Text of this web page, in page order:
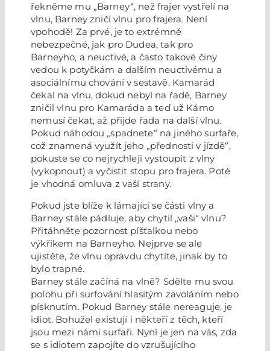
řekněme mu „Barney“, než frajer vystřelí na
vlnu, Barney zničí vlnu pro frajera. Není
vpohodě! Za prvé, je to extrémně
nebezpečné, jak pro Dudea, tak pro
Barneyho, a neuctivé, a často takové činy
vedou k potyčkám a dalším neuctivému a
asociálnímu chování v sestavě. Kamarád
čekal na vlnu, dokud nebyl na řadě, Barney
zničil vlnu pro Kamaráda a teď už Kámo
nemusí čekat, až přijde řada na další vlnu.
Pokud náhodou „spadnete“ na jiného surfaře,
což znamená využít jeho „přednosti v jízdě“,
pokuste se co nejrychleji vystoupit z vlny
(vykopnout) a vyčistit stopu pro frajera. Poté
je vhodná omluva z vaší strany.
Pokud jste blíže k lámající se části vlny a
Barney stále pádluje, aby chytil „vaši“ vlnu?
Přitáhněte pozornost píšťalkou nebo
výkřikem na Barneyho. Nejprve se ale
ujistěte, že vlnu opravdu chytíte, jinak by to
bylo trapné.
Barney stále začíná na vlně? Sdělte mu svou
polohu při surfování hlasitým zavoláním nebo
písknutím. Pokud Barney stále nereaguje, je
idiot. Bohužel existují i ​​někteří z těch, kteří
jsou mezi námi surfaři. Nyní je jen na vás, zda
se s idiotem zapojíte do vzrušujícího